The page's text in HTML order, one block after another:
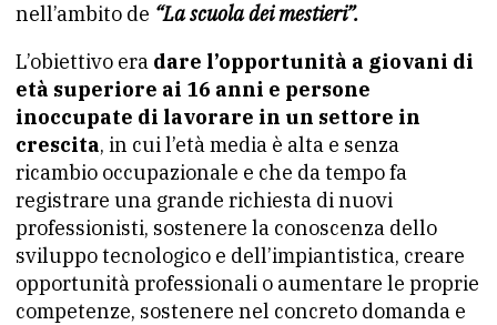
nell’ambito de “La scuola dei mestieri”.
L’obiettivo era dare l’opportunità a giovani di
età superiore ai 16 anni e persone
inoccupate di lavorare in un settore in
crescita, in cui l’età media è alta e senza
ricambio occupazionale e che da tempo fa
registrare una grande richiesta di nuovi
professionisti, sostenere la conoscenza dello
sviluppo tecnologico e dell’impiantistica, creare
opportunità professionali o aumentare le proprie
competenze, sostenere nel concreto domanda e